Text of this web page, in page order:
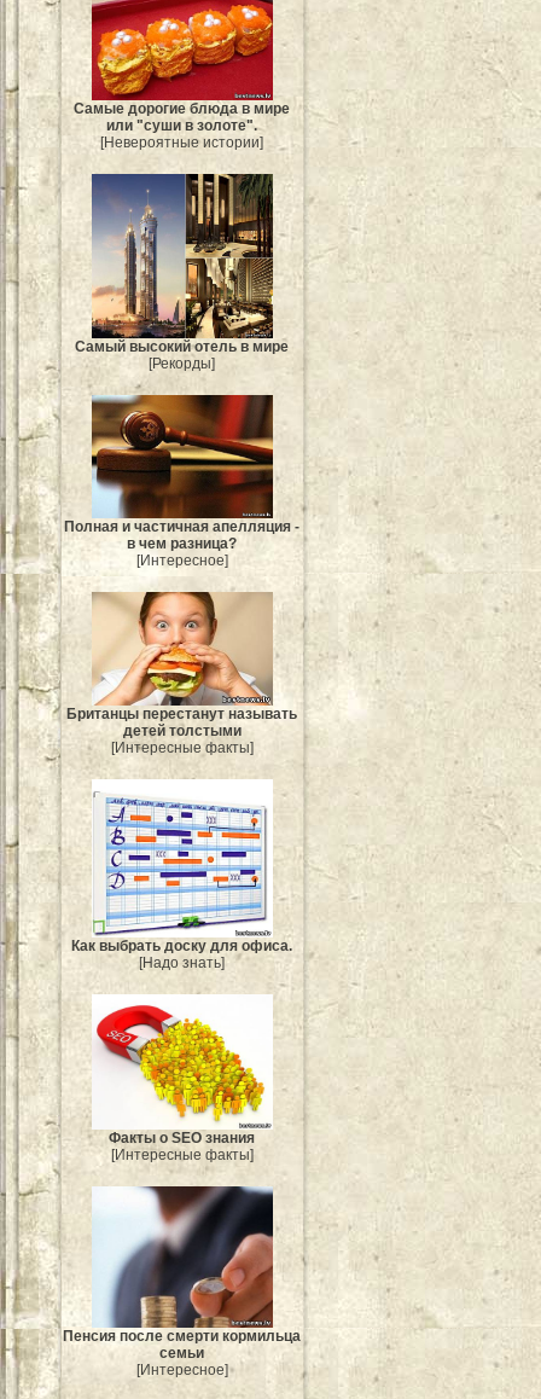
Самые дорогие блюда в мире
или "суши в золоте".
[Невероятные истории]
Самый высокий отель в мире
[Рекорды]
Полная и частичная апелляция -
в чем разница?
[Интересное]
Британцы перестанут называть
детей толстыми
[Интересные факты]
Как выбрать доску для офиса.
[Надо знать]
Факты о SEO знания
[Интересные факты]
Пенсия после смерти кормильца
семьи
[Интересное]